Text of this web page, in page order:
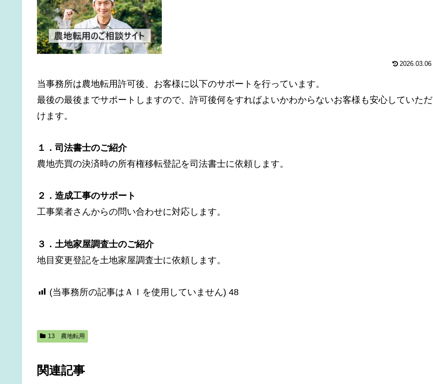
2026.03.06
当事務所は農地転用許可後、お客様に以下のサポートを行っています。
最後の最後までサポートしますので、許可後何をすればよいかわからないお客様も安心していただ
けます。
１．司法書士のご紹介
農地売買の決済時の所有権移転登記を司法書士に依頼します。
２．造成工事のサポート
工事業者さんからの問い合わせに対応します。
３．土地家屋調査士のご紹介
地目変更登記を土地家屋調査士に依頼します。
(当事務所の記事はＡＩを使用していません) 48
13 農地転用
関連記事